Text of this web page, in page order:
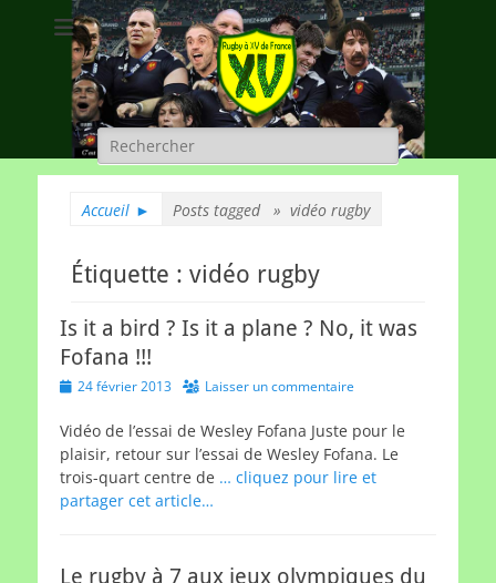
Rugby à XV de
France
A chacun son rugby
Rechercher :
Accueil ► Posts tagged » vidéo rugby
Étiquette : vidéo rugby
Is it a bird ? Is it a plane ? No, it was
Fofana !!!
Posted
24 février 2013 Laisser un commentaire
Vidéo de l’essai de Wesley Fofana Juste pour le
plaisir, retour sur l’essai de Wesley Fofana. Le
trois-quart centre de … cliquez pour lire et
partager cet article…
Le rugby à 7 aux jeux olympiques du